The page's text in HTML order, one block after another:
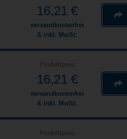
16,21 €
versandkostenfrei
& inkl. MwSt.
Produktpreis
16,21 €
versandkostenfrei
& inkl. MwSt.
Produktpreis